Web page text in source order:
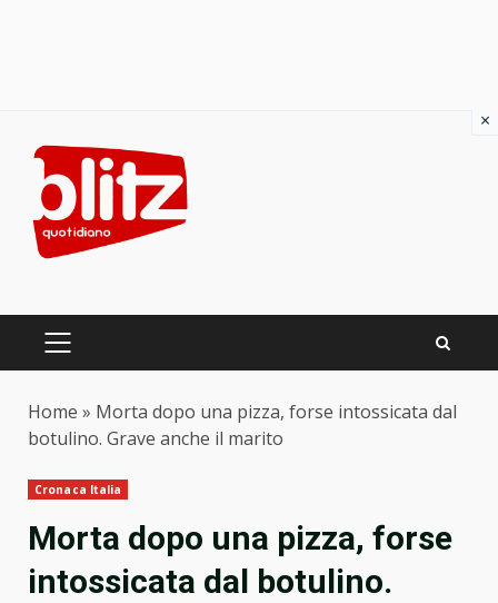
content
PRIMARY
Home » Morta dopo una pizza, forse intossicata dal
botulino. Grave anche il marito
Cronaca Italia
Morta dopo una pizza, forse
intossicata dal botulino.
×